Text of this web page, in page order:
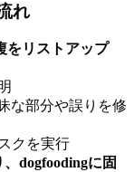
れ
をリストアップ
な部分や誤りを修
クを実行
dogfoodingに固